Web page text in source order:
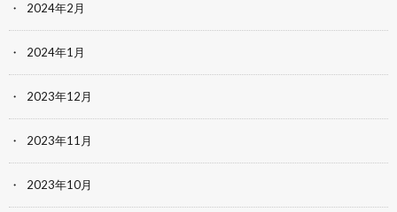
2024年2月
2024年1月
2023年12月
2023年11月
2023年10月